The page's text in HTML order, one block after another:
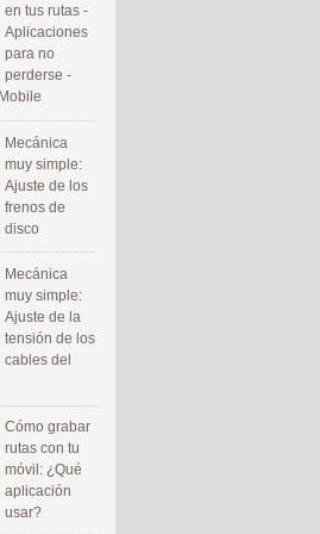
en tus rutas -
Aplicaciones
para no
perderse -
Mecánica
muy simple:
Ajuste de los
frenos de
disco
Mecánica
muy simple:
Ajuste de la
tensión de los
cables del
Cómo grabar
rutas con tu
móvil: ¿Qué
aplicación
usar?